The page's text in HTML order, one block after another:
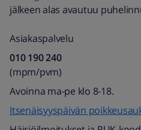
jälkeen alas avautuu
Asiakaspalvelu
010 190 240​
(mpm/pvm)​
Avoinna ma-pe klo 8-18.
Itsenäisyyspäivän